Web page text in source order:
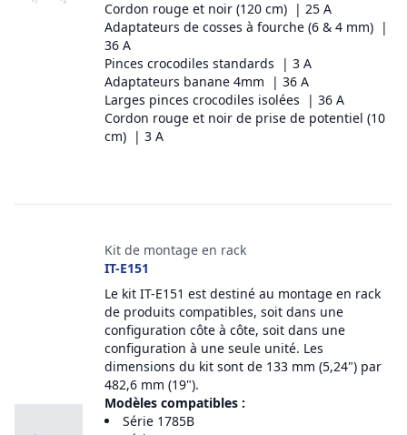
Cordon rouge et noir (120 cm) | 25 A
Adaptateurs de cosses à fourche (6 & 4 mm) |
36 A
Pinces crocodiles standards | 3 A
Adaptateurs banane 4mm | 36 A
Larges pinces crocodiles isolées | 36 A
Cordon rouge et noir de prise de potentiel (10
cm) | 3 A
Kit de montage en rack
IT-E151
Le kit IT-E151 est destiné au montage en rack
de produits compatibles, soit dans une
configuration côte à côte, soit dans une
configuration à une seule unité. Les
dimensions du kit sont de 133 mm (5,24") par
482,6 mm (19").
Modèles compatibles :
Série 1785B